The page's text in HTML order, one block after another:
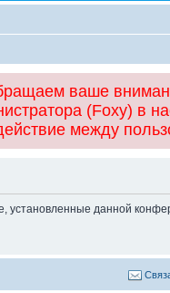
ваше
(Foxy) в
между
установленные данной